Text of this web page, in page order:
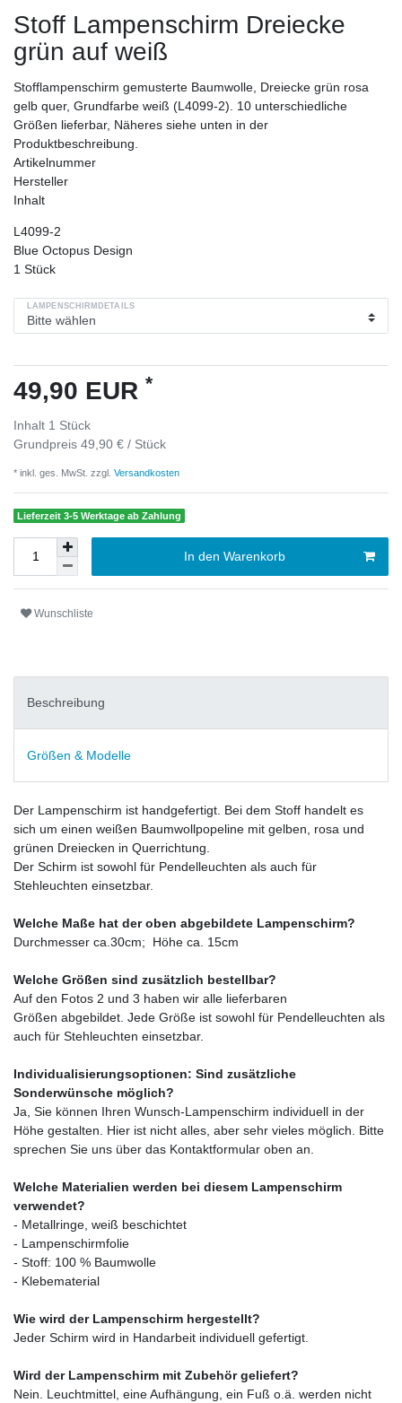
Stoff Lampenschirm Dreiecke
grün auf weiß
Stofflampenschirm gemusterte Baumwolle, Dreiecke grün rosa
gelb quer, Grundfarbe weiß (L4099-2). 10 unterschiedliche
Größen lieferbar, Näheres siehe unten in der
Produktbeschreibung.
Artikelnummer
Hersteller
Inhalt
L4099-2
Blue Octopus Design
1 Stück
LAMPENSCHIRMDETAILS
49,90 EUR *
Inhalt 1 Stück
Grundpreis 49,90 € / Stück
* inkl. ges. MwSt. zzgl. Versandkosten
Lieferzeit 3-5 Werktage ab Zahlung
In den Warenkorb
Wunschliste
Beschreibung
Größen & Modelle
Der Lampenschirm ist handgefertigt. Bei dem Stoff handelt es
sich um einen weißen Baumwollpopeline mit gelben, rosa und
grünen Dreiecken in Querrichtung.
Der Schirm ist sowohl für Pendelleuchten als auch für
Stehleuchten einsetzbar.
Welche Maße hat der oben abgebildete Lampenschirm?
Durchmesser ca.30cm; Höhe ca. 15cm
Welche Größen sind zusätzlich bestellbar?
Auf den Fotos 2 und 3 haben wir alle lieferbaren
Größen abgebildet. Jede Größe ist sowohl für Pendelleuchten als
auch für Stehleuchten einsetzbar.
Individualisierungsoptionen: Sind zusätzliche
Sonderwünsche möglich?
Ja, Sie können Ihren Wunsch-Lampenschirm individuell in der
Höhe gestalten. Hier ist nicht alles, aber sehr vieles möglich. Bitte
sprechen Sie uns über das Kontaktformular oben an.
Welche Materialien werden bei diesem Lampenschirm
verwendet?
- Metallringe, weiß beschichtet
- Lampenschirmfolie
- Stoff: 100 % Baumwolle
- Klebematerial
Wie wird der Lampenschirm hergestellt?
Jeder Schirm wird in Handarbeit individuell gefertigt.
Wird der Lampenschirm mit Zubehör geliefert?
Nein. Leuchtmittel, eine Aufhängung, ein Fuß o.ä. werden nicht